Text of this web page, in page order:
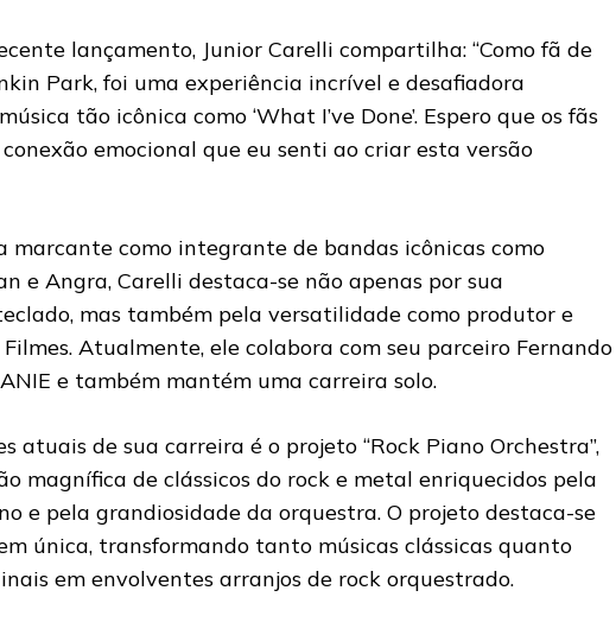
lançamento, Junior Carelli compartilha: “Como fã de
Park, foi uma experiência incrível e desafiadora
tão icônica como ‘What I’ve Done’. Espero que os fãs
emocional que eu senti ao criar esta versão
marcante como integrante de bandas icônicas como
e Angra, Carelli destaca-se não apenas por sua
mas também pela versatilidade como produtor e
Atualmente, ele colabora com seu parceiro Fernando
e também mantém uma carreira solo.
atuais de sua carreira é o projeto “Rock Piano Orchestra”,
magnífica de clássicos do rock e metal enriquecidos pela
e pela grandiosidade da orquestra. O projeto destaca-se
única, transformando tanto músicas clássicas quanto
em envolventes arranjos de rock orquestrado.